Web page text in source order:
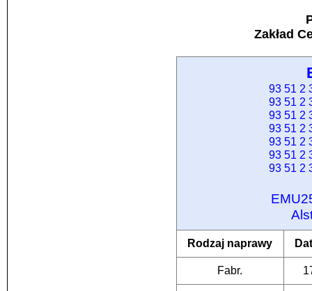
Zakład
93 51
93 51
93 51
93 51
93 51
93 51
93 51
Rodzaj naprawy
Fabr.